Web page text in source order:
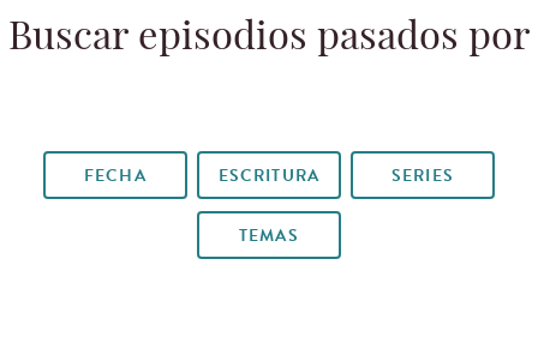
Buscar episodios pasados por
FECHA ESCRITURA SERIES
TEMAS